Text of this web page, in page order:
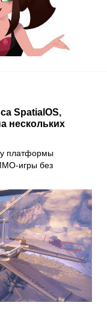
SpatialOS,
нескольких
платформы
игры без